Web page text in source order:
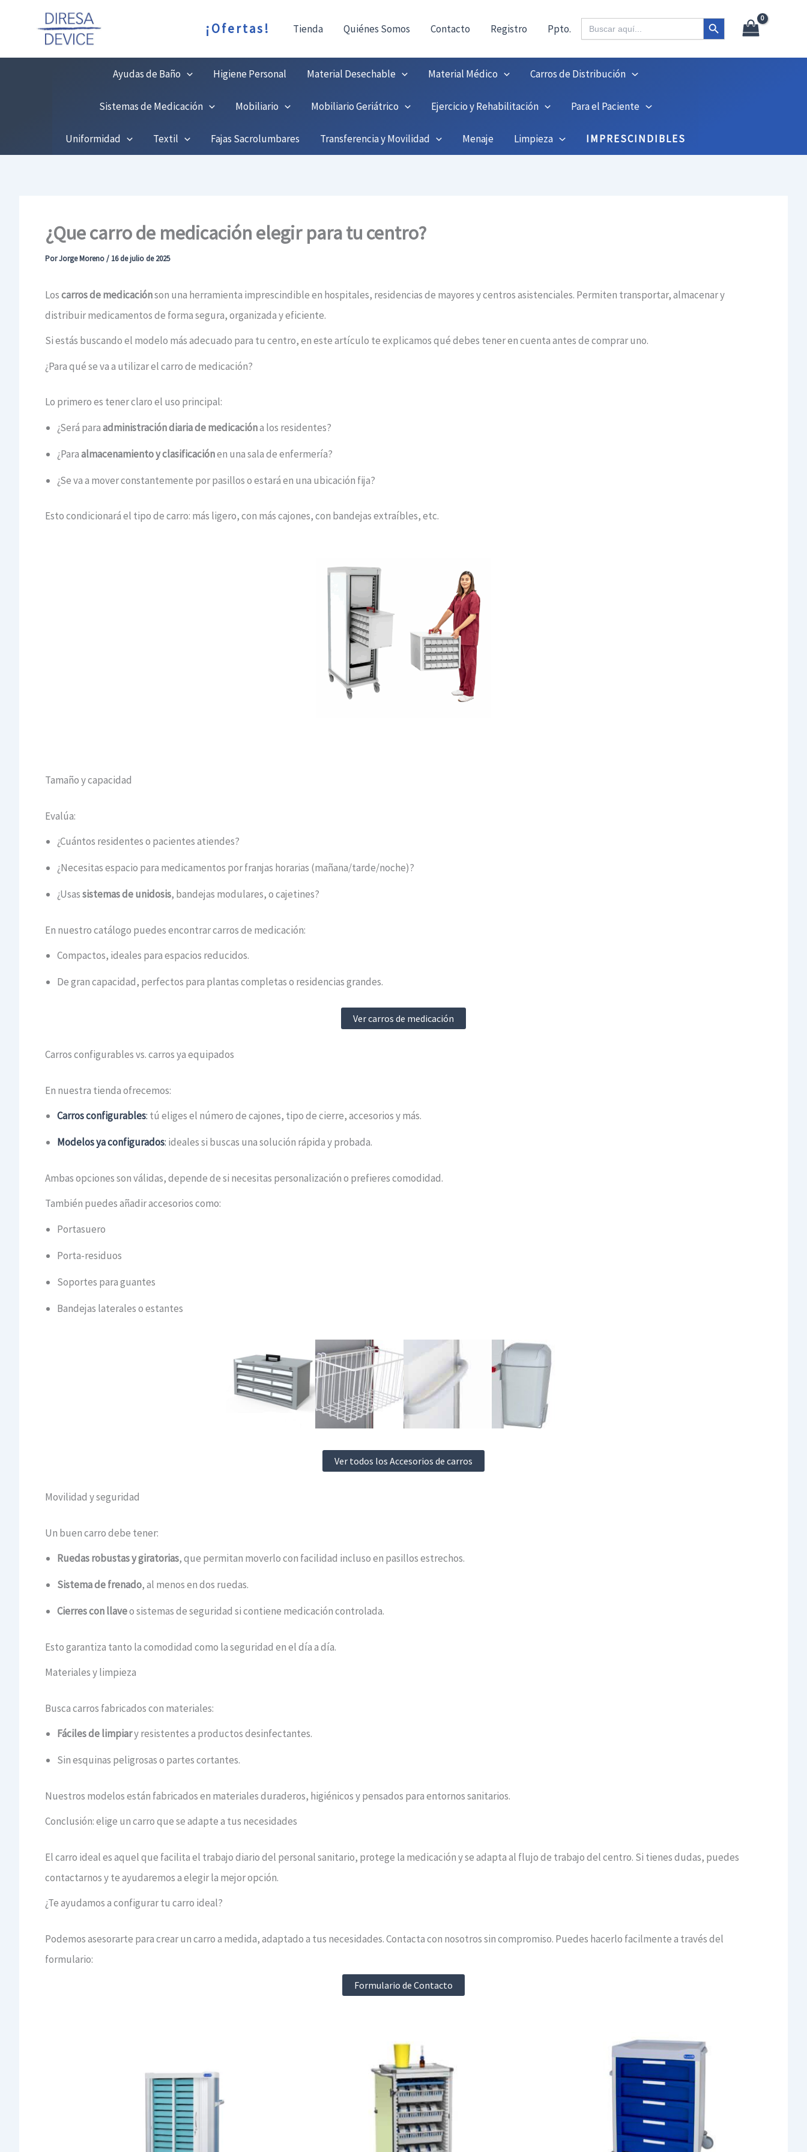
¡Ofertas! Tienda Quiénes Somos Contacto Registro Ppto.
Buscar: Botón de búsqueda
Ayudas de Baño Higiene Personal Material Desechable Material Médico Carros de Distribución
Sistemas de Medicación Mobiliario Mobiliario Geriátrico Ejercicio y Rehabilitación Para el Paciente
Uniformidad Textil Fajas Sacrolumbares Transferencia y Movilidad Menaje Limpieza IMPRESCINDIBLES
¿Que carro de medicación elegir para tu centro?
PorJorge Moreno/ 16 de julio de 2025
Loscarros de medicaciónson una herramienta imprescindible en hospitales, residencias de mayores y centros asistenciales. Permiten transportar, almacenar y
distribuir medicamentos de forma segura, organizada y eficiente.
Si estás buscando el modelo más adecuado para tu centro, en este artículo te explicamos qué debes tener en cuenta antes de comprar uno.
¿Para qué se va a utilizar el carro de medicación?
Lo primero es tener claro el uso principal:
¿Será paraadministración diaria de medicacióna los residentes?
¿Paraalmacenamiento y clasificaciónen una sala de enfermería?
¿Se va a mover constantemente por pasillos o estará en una ubicación fija?
Esto condicionará el tipo de carro: más ligero, con más cajones, con bandejas extraíbles, etc.
Tamaño y capacidad
Evalúa:
¿Cuántos residentes o pacientes atiendes?
¿Necesitas espacio para medicamentos por franjas horarias (mañana/tarde/noche)?
¿Usassistemas de unidosis, bandejas modulares, o cajetines?
En nuestro catálogo puedes encontrar carros de medicación:
Compactos, ideales para espacios reducidos.
De gran capacidad, perfectos para plantas completas o residencias grandes.
Ver carros de medicación
Carros configurables vs. carros ya equipados
En nuestra tienda ofrecemos:
Carros configurables: tú eliges el número de cajones, tipo de cierre, accesorios y más.
Modelos ya configurados: ideales si buscas una solución rápida y probada.
Ambas opciones son válidas, depende de si necesitas personalización o prefieres comodidad.
También puedes añadir accesorios como:
Portasuero
Porta-residuos
Soportes para guantes
Bandejas laterales o estantes
Ver todos los Accesorios de carros
Movilidad y seguridad
Un buen carro debe tener:
Ruedas robustas y giratorias, que permitan moverlo con facilidad incluso en pasillos estrechos.
Sistema de frenado, al menos en dos ruedas.
Cierres con llaveo sistemas de seguridad si contiene medicación controlada.
Esto garantiza tanto la comodidad como la seguridad en el día a día.
Materiales y limpieza
Busca carros fabricados con materiales:
Fáciles de limpiary resistentes a productos desinfectantes.
Sin esquinas peligrosas o partes cortantes.
Nuestros modelos están fabricados en materiales duraderos, higiénicos y pensados para entornos sanitarios.
Conclusión: elige un carro que se adapte a tus necesidades
El carro ideal es aquel que facilita el trabajo diario del personal sanitario, protege la medicación y se adapta al flujo de trabajo del centro. Si tienes dudas, puedes
contactarnos y te ayudaremos a elegir la mejor opción.
¿Te ayudamos a configurar tu carro ideal?
Podemos asesorarte para crear un carro a medida, adaptado a tus necesidades. Contacta con nosotros sin compromiso. Puedes hacerlo facilmente a través del
formulario:
Formulario de Contacto